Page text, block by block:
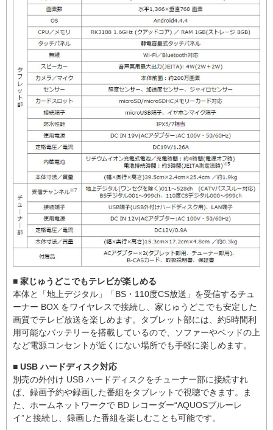
■ 家じゅうどこでもテレビが楽しめる
本体と「地上デジタル」「BS・110度CS放送」を受信するチュ
ーナー BOX をワイヤレスで接続し、家じゅうどこでも安定した
画質でテレビ放送を楽しめます。タブレット部には、約5時間利
用可能なバッテリーを搭載しているので、ソファーやベッドの上
など電源コンセントが近くにない場所でも手軽に楽しめます。
■ USB ハードディスク対応
別売の外付け USB ハードディスクをチューナー部に接続すれ
ば、録画予約や録画した番組をタブレットで視聴できます。ま
た、ホームネットワークで BD レコーダー“AQUOSブルーレ
イ”と接続し、録画した番組を楽しむことも可能です。